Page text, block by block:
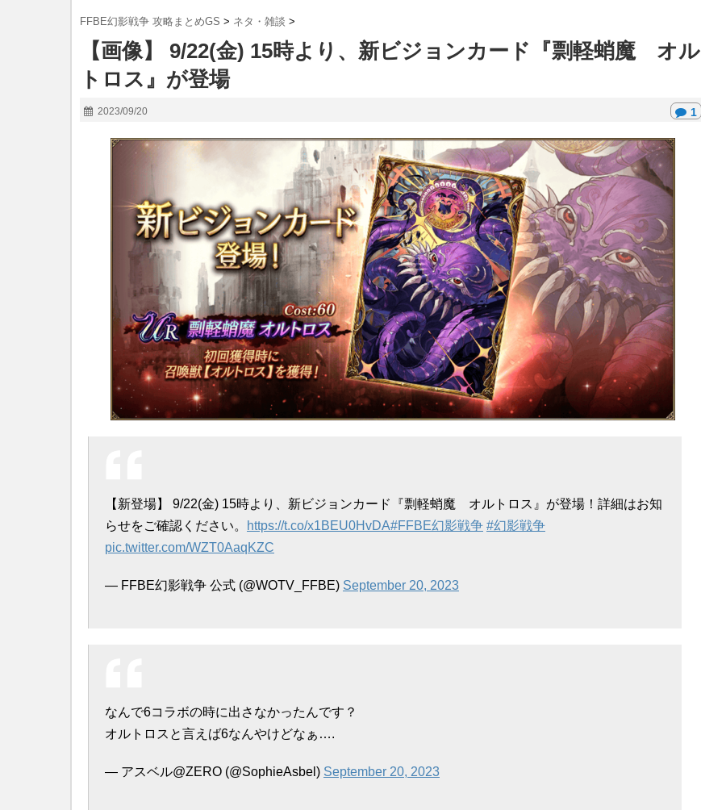
FFBE幻影戦争 攻略まとめGS > ネタ・雑談 >
【画像】 9/22(金) 15時より、新ビジョンカード『剽軽蛸魔 オル
トロス』が登場
2023/09/20 1
【新登場】 9/22(金) 15時より、新ビジョンカード『剽軽蛸魔 オルトロス』が登場！詳細はお知
らせをご確認ください。
https://t.co/x1BEU0HvDA#FFBE幻影戦争 #幻影戦争
pic.twitter.com/WZT0AaqKZC
— FFBE幻影戦争 公式 (@WOTV_FFBE) September 20, 2023
なんで6コラボの時に出さなかったんです？
オルトロスと言えば6なんやけどなぁ….
— アスベル@ZERO (@SophieAsbel) September 20, 2023